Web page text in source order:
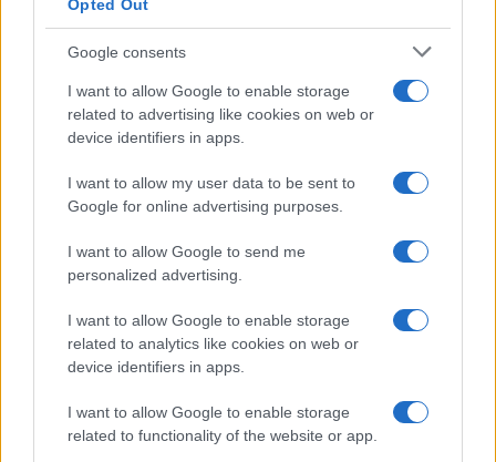
Opted Out
Google consents
I want to allow Google to enable storage
related to advertising like cookies on web or
device identifiers in apps.
I want to allow my user data to be sent to
Google for online advertising purposes.
I want to allow Google to send me
personalized advertising.
I want to allow Google to enable storage
related to analytics like cookies on web or
device identifiers in apps.
I want to allow Google to enable storage
related to functionality of the website or app.
godine, ponavljajući natpis na tabli na početku
serije glasio je: "Grozno je biti u pravu".
Smrtonosni hantavirus izbio je na holandskom
kruzeru "MV Hondius" u aprilu ove godine, dok je
bio na putu iz Argentine za Zelenortska Ostrva, a
SZO je potvrdila sedam slučajeva infekcije i tri
smrtna slučaja.
#the simpsons
#Hantavirus